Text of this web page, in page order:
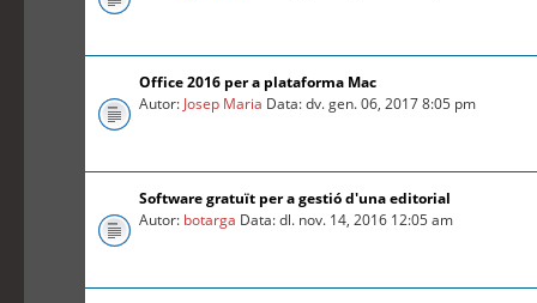
Office 2016 per a plataforma Mac
Autor: Josep Maria Data: dv. gen. 06, 2017 8:05 pm
Software gratuït per a gestió d'una editorial
Autor: botarga Data: dl. nov. 14, 2016 12:05 am